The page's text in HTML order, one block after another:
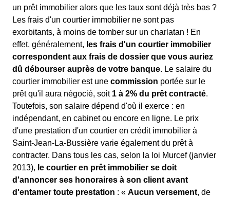
un prêt immobilier alors que les taux sont déjà très bas ?
Les frais d'un courtier immobilier ne sont pas
exorbitants, à moins de tomber sur un charlatan ! En
effet, généralement, les frais d'un courtier immobilier
correspondent aux frais de dossier que vous auriez
dû débourser auprès de votre banque. Le salaire du
courtier immobilier est une commission portée sur le
prêt qu'il aura négocié, soit 1 à 2% du prêt contracté.
Toutefois, son salaire dépend d'où il exerce : en
indépendant, en cabinet ou encore en ligne. Le prix
d'une prestation d'un courtier en crédit immobilier à
Saint-Jean-La-Bussière varie également du prêt à
contracter. Dans tous les cas, selon la loi Murcef (janvier
2013), le courtier en prêt immobilier se doit
d'annoncer ses honoraires à son client avant
d'entamer toute prestation : « Aucun versement, de